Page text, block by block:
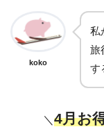
koko
私
旅
す
＼ 4月お